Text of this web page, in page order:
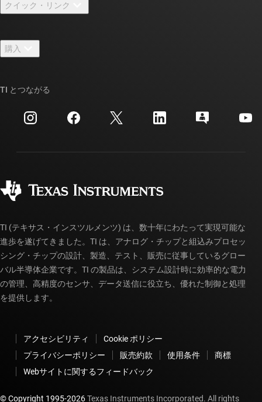
採用情報
ニュース
イベント
投資家向け情報
クイック・リンク
TI E2E™ 設計サポート・フォーラム
クロスリファレンス検索
カスタマー・サポート・センター
myTI アカウントの FAQ
購入
ご注文に関する FAQ
TI とつながる
TI (テキサス・インスツルメンツ) は、数十年にわたって実現可能な
進歩を遂げてきました。TI は、アナログ・チップと組込みプロセッ
シング・チップの設計、製造、テスト、販売に従事しているグロー
バル半導体企業です。TI の製品は、システム設計時に効率的な電力
の管理、高精度のセンサ、データ送信に役立ち、優れた制御と処理
を提供します。
アクセシビリティ
Cookie ポリシー
プライバシーポリシー
販売約款 使用条件
商標
Webサイトに関するフィードバック
© Copyright 1995-2026Texas Instruments Incorporated. All rights